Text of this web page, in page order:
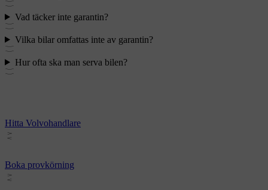
Vad täcker inte garantin?
Vilka bilar omfattas inte av garantin?
Hur ofta ska man serva bilen?
Hitta Volvohandlare
Boka provkörning